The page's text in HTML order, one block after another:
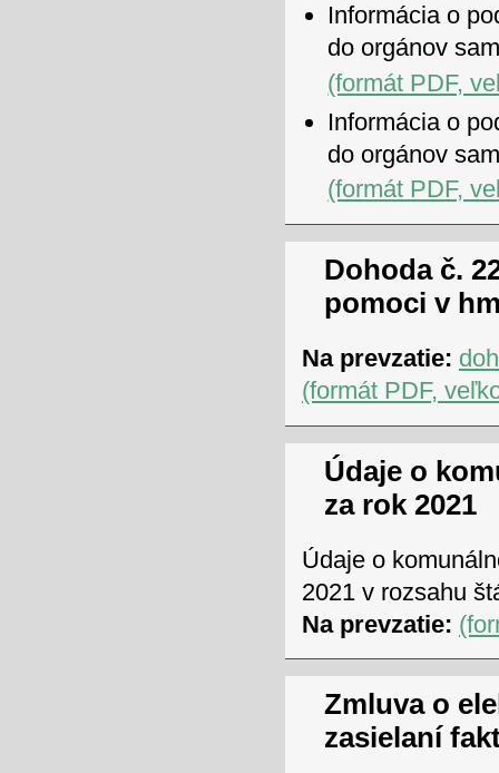
Informácia o
do orgánov
(formát PDF,
Informácia o
do orgánov
(formát PDF,
Dohoda č.
pomoci v
Na prevzatie:
(formát PDF,
Údaje o
za rok 2021
Údaje o
2021 v rozsahu
Na prevzatie:
Zmluva o
zasielaní